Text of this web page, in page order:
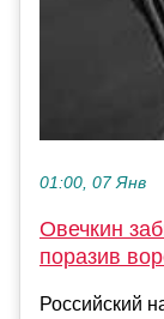
01:00, 07 Янв
Овечкин
поразив
Российский